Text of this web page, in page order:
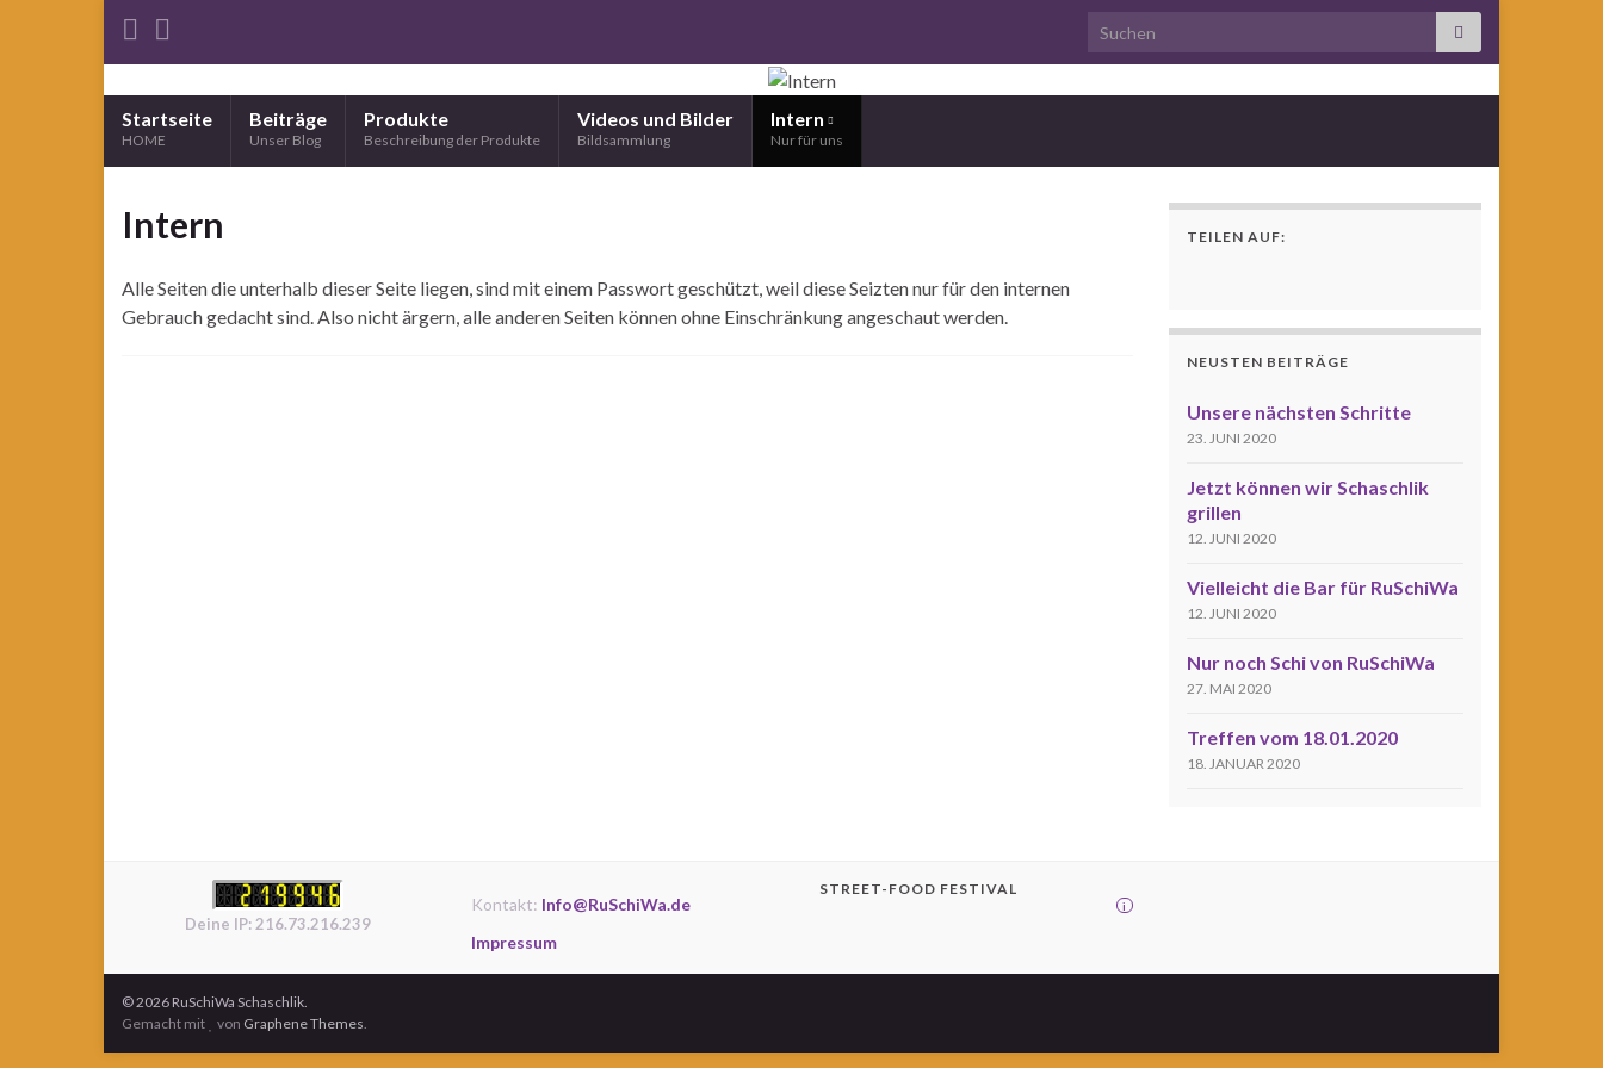
Search for:
Startseite
HOME
Beiträge
Unser Blog
Produkte
Beschreibung der Produkte
Videos und Bilder
Bildsammlung
Intern
Nur für uns
Intern
Alle Seiten die unterhalb dieser Seite liegen, sind mit einem Passwort geschützt, weil diese Seizten nur für den internen
Gebrauch gedacht sind. Also nicht ärgern, alle anderen Seiten können ohne Einschränkung angeschaut werden.
TEILEN AUF:
NEUSTEN BEITRÄGE
Unsere nächsten Schritte
23. JUNI 2020
Jetzt können wir Schaschlik
grillen
12. JUNI 2020
Vielleicht die Bar für RuSchiWa
12. JUNI 2020
Nur noch Schi von RuSchiWa
27. MAI 2020
Treffen vom 18.01.2020
18. JANUAR 2020
Deine IP: 216.73.216.239
Kontakt: Info@RuSchiWa.de
Impressum
STREET-FOOD FESTIVAL
i
© 2026 RuSchiWa Schaschlik.
Gemacht mit
von Graphene Themes